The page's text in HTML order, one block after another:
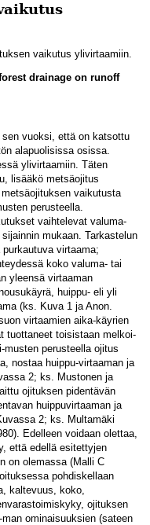
vaikutus ylivirtaamiin.
drainage on runoff
vuoksi, että on katsottu
alapuolisissa osissa.
ylivirtaamiin. Täten
lisääkö metsäojitus
vaikutusta
perusteella.
vaihtelevat valuma-
mukaan. Tarkastelun
virtaama;
koko valuma- tai
yleensä virtaaman
huippu- eli yli
(ks. Kuva 1 ja Anon.
virtaamien aika-käyrien
tuottaneet toisistaan melkoi-
perusteella ojitus
nostaa huippu-virtaaman ja
2; ks. Mustonen ja
ojituksen pidentävän
huippuvirtaaman ja
2; ks. Multamäki
Edelleen voidaan olettaa,
että edellä esitettyjen
on olemassa (Malli C
pohdiskellaan
kaltevuus, koko,
ojituksen
ominaisuuksien (sateen